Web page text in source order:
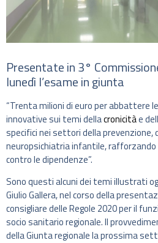
Presentate in 3°
lunedì l’esame in giunta
“Trenta milioni di euro per abbattere
innovative sui temi dellacronicitàe
specifici nei settori della prevenzione,
neuropsichiatria infantile,
contro le dipendenze”.
Sono questi alcuni dei temi illustrati
Giulio Gallera, nel corso della
consigliare delle Regole 2020 per il
socio sanitario regionale. Il
della Giunta regionale la prossima